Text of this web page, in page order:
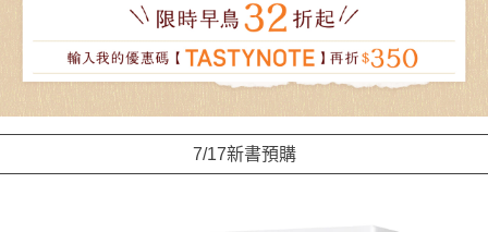
7/17新書預購